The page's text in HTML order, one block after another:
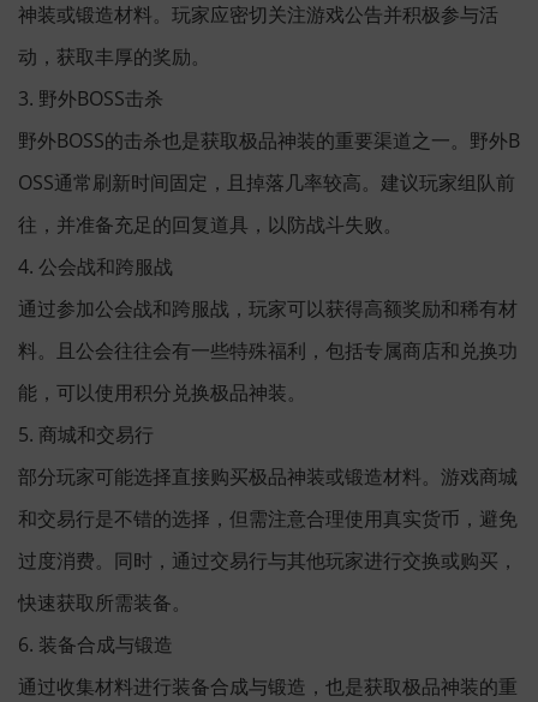
神装或锻造材料。玩家应密切关注游戏公告并积极参与活
动，获取丰厚的奖励。
3. 野外BOSS击杀
野外BOSS的击杀也是获取极品神装的重要渠道之一。野外B
OSS通常刷新时间固定，且掉落几率较高。建议玩家组队前
往，并准备充足的回复道具，以防战斗失败。
4. 公会战和跨服战
通过参加公会战和跨服战，玩家可以获得高额奖励和稀有材
料。且公会往往会有一些特殊福利，包括专属商店和兑换功
能，可以使用积分兑换极品神装。
5. 商城和交易行
部分玩家可能选择直接购买极品神装或锻造材料。游戏商城
和交易行是不错的选择，但需注意合理使用真实货币，避免
过度消费。同时，通过交易行与其他玩家进行交换或购买，
快速获取所需装备。
6. 装备合成与锻造
通过收集材料进行装备合成与锻造，也是获取极品神装的重